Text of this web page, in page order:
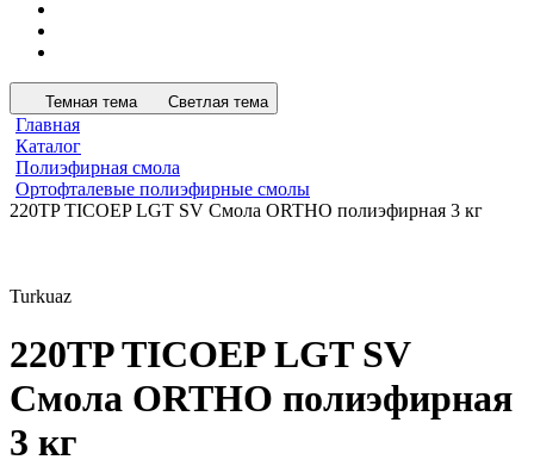
Темная тема Светлая тема
Главная
Каталог
Полиэфирная смола
Ортофталевые полиэфирные смолы
220TP TICOEP LGT SV Смола ORTHO полиэфирная 3 кг
Turkuaz
220TP TICOEP LGT SV
Смола ORTHO полиэфирная
3 кг